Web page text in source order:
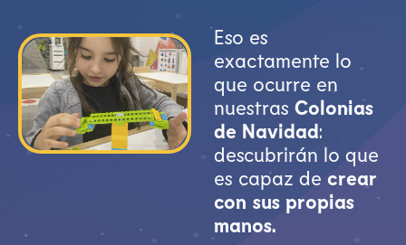
Eso es
exactamente lo
que ocurre en
nuestras Colonias
de Navidad:
descubrirán lo que
es capaz decrear
con sus propias
manos.